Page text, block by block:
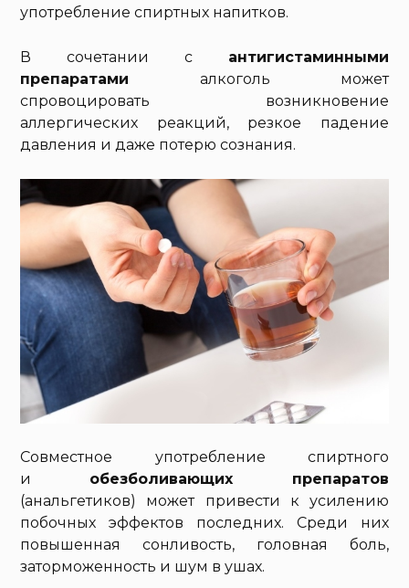
употребление спиртных напитков.
В сочетании с антигистаминными
препаратами алкоголь может
спровоцировать возникновение
аллергических реакций, резкое падение
давления и даже потерю сознания.
Совместное употребление спиртного
и обезболивающих препаратов
(анальгетиков) может привести к усилению
побочных эффектов последних. Среди них
повышенная сонливость, головная боль,
заторможенность и шум в ушах.